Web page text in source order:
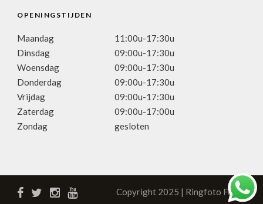
OPENINGSTIJDEN
Maandag
11:00u-17:30u
Dinsdag
09:00u-17:30u
Woensdag
09:00u-17:30u
Donderdag
09:00u-17:30u
Vrijdag
09:00u-17:30u
Zaterdag
09:00u-17:00u
Zondag
gesloten
Copyright 2025 | Ringfoto Focus